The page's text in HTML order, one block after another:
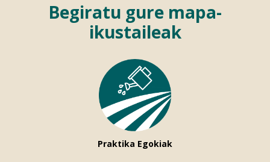
Begiratu gure mapa-
ikustaileak
Praktika Egokiak